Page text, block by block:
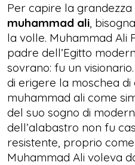
Per capire la grandezza
muhammad ali,
la volle. Muhammad Ali
padre dell’Egitto
sovrano: fu un
di erigere la moschea di
muhammad ali come
del suo sogno di
dell’alabastro non fu
resistente, proprio
Muhammad Ali voleva